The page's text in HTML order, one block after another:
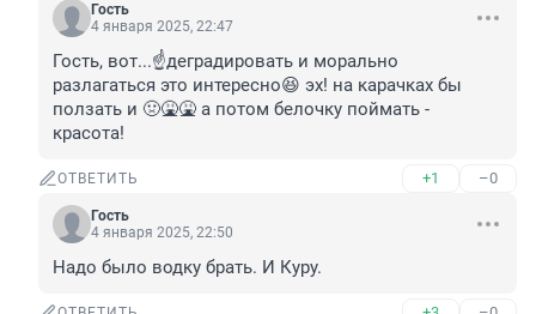
Гость
4 января 2025, 22:47
Гость, вот...☝️деградировать и морально
разлагаться это интересно😆 эх! на карачках бы
ползать и 🤢🤮🤮 а потом белочку поймать -
красота!
ОТВЕТИТЬ +1 –0
Гость
4 января 2025, 22:50
Надо было водку брать. И Куру.